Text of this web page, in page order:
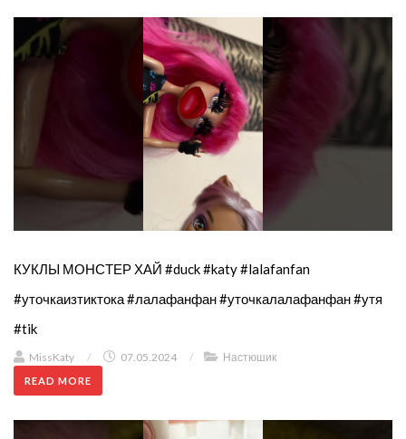
КУКЛЫ МОНСТЕР ХАЙ #duck #katy #lalafanfan
#уточкаизтиктока #лалафанфан #уточкалалафанфан #утя
#tik
MissKaty / 07.05.2024 / Настюшик
READ MORE